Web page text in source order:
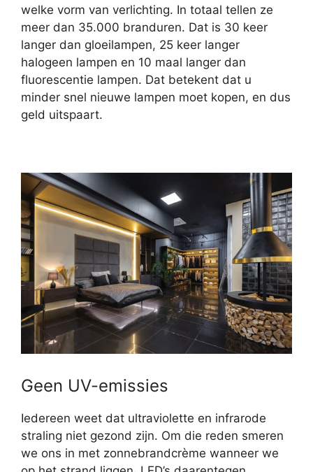
welke vorm van verlichting. In totaal tellen ze
meer dan 35.000 branduren. Dat is 30 keer
langer dan gloeilampen, 25 keer langer
halogeen lampen en 10 maal langer dan
fluorescentie lampen. Dat betekent dat u
minder snel nieuwe lampen moet kopen, en dus
geld uitspaart.
Geen UV-emissies
Iedereen weet dat ultraviolette en infrarode
straling niet gezond zijn. Om die reden smeren
we ons in met zonnebrandcrème wanneer we